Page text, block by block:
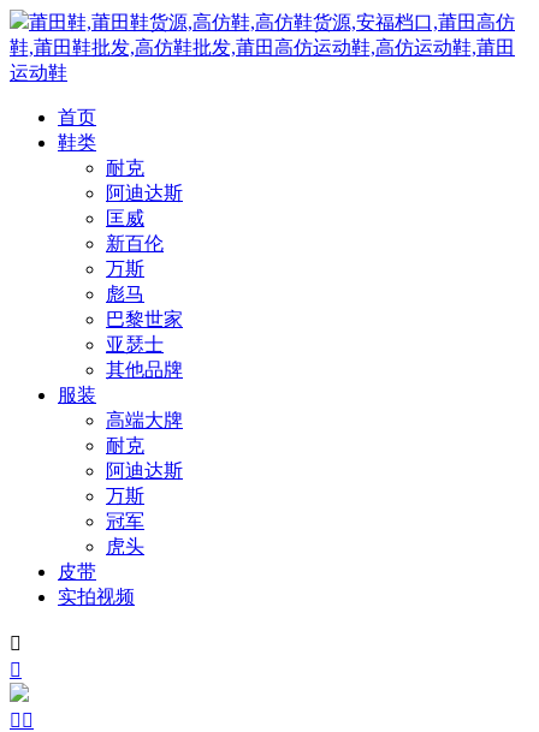
莆田鞋,莆田鞋货源,高仿鞋,高仿鞋货源,安福档口,莆田高仿
鞋,莆田鞋批发,高仿鞋批发,莆田高仿运动鞋,高仿运动鞋,莆田
运动鞋
首页
鞋类
耐克
阿迪达斯
匡威
新百伦
万斯
彪马
巴黎世家
亚瑟士
其他品牌
服装
高端大牌
耐克
阿迪达斯
万斯
冠军
虎头
皮带
实拍视频


 